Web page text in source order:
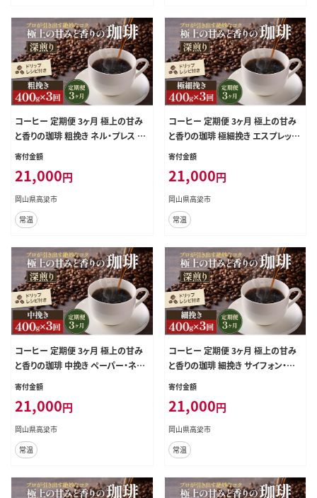
コーヒー 定期便 3ヶ月 極上の甘み
と香りの珈琲 粗挽き ネル・プレス 40
0g 珈琲ドリップのレシピ付き コーヒ
焙煎 深煎り 飲料 飲み物 ドリンク 定
期 3回
寄付金額
21,000円
岡山県高梁市
常温
コーヒー 定期便 3ヶ月 極上の甘み
と香りの珈琲 極細挽き エスプレッソ
400g 珈琲ドリップのレシピ付き コ
ー 焙煎 深煎り 飲料 飲み物 ドリンク
定期 3回
寄付金額
21,000円
岡山県高梁市
常温
コーヒー 定期便 3ヶ月 極上の甘み
と香りの珈琲 中挽き ペーパー・ネル
400g 珈琲ドリップのレシピ付き コ
ーヒー豆 コーヒー粉 ドリップコーヒ
ー 焙煎 深煎り 飲料 飲み物 ドリンク
定期 3回
寄付金額
21,000円
岡山県高梁市
常温
コーヒー 定期便 3ヶ月 極上の甘み
と香りの珈琲 細挽き サイフォン・イブ
リック 400g 珈琲ドリップのレシピ付
き コーヒー豆 コーヒー粉 ドリップ
コーヒー 焙煎 深煎り 飲料 飲み物
ドリンク 定期 3回
寄付金額
21,000円
岡山県高梁市
常温